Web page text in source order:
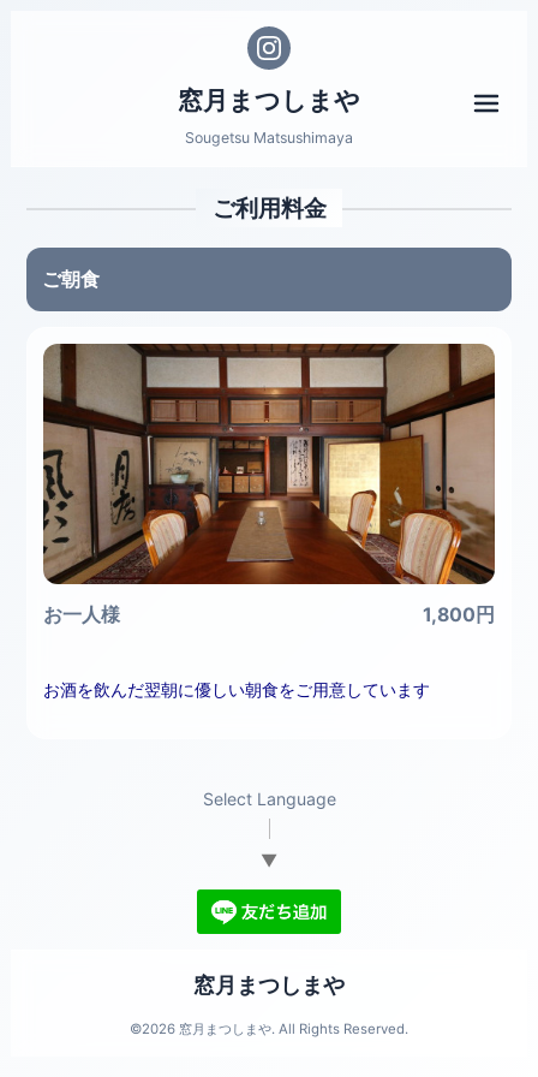
窓月まつしまや
Sougetsu Matsushimaya
ご利用料金
ご朝食
お一人様 1,800円
お酒を飲んだ翌朝に優しい朝食をご用意しています
Select Language
▼
窓月まつしまや
©2026 窓月まつしまや. All Rights Reserved.